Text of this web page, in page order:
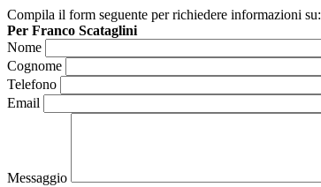
Compila il form seguente per richiedere informazioni su:
Per Franco Scataglini
Nome
Cognome
Telefono
Email
Messaggio